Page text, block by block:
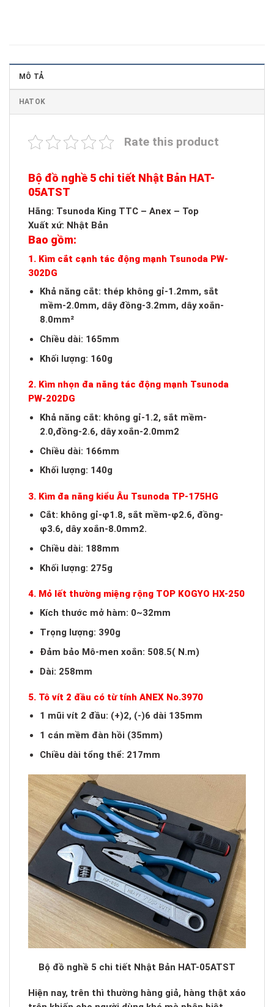
MÔ TẢ
HATOK
Rate this product
Bộ đồ nghề 5 chi tiết Nhật Bản HAT-
05ATST
Hãng: Tsunoda King TTC – Anex – Top
Xuất xứ: Nhật Bản
Bao gồm:
1. Kìm cắt cạnh tác động mạnh Tsunoda PW-
302DG
Khả năng cắt: thép không gỉ-1.2mm, sắt
mềm-2.0mm, dây đồng-3.2mm, dây xoắn-
8.0mm²
Chiều dài: 165mm
Khối lượng: 160g
2. Kìm nhọn đa năng tác động mạnh Tsunoda
PW-202DG
Khả năng cắt: không gỉ-1.2, sắt mềm-
2.0,đồng-2.6, dây xoắn-2.0mm2
Chiều dài: 166mm
Khối lượng: 140g
3. Kìm đa năng kiểu Âu Tsunoda TP-175HG
Cắt: không gỉ-φ1.8, sắt mềm-φ2.6, đồng-
φ3.6, dây xoắn-8.0mm2.
Chiều dài: 188mm
Khối lượng: 275g
4. Mỏ lết thường miệng rộng TOP KOGYO HX-250
Kích thước mở hàm: 0~32mm
Trọng lượng: 390g
Đảm bảo Mô-men xoắn: 508.5( N.m)
Dài: 258mm
5. Tô vít 2 đầu có từ tính ANEX No.3970
1 mũi vít 2 đầu: (+)2, (-)6 dài 135mm
1 cán mềm đàn hồi (35mm)
Chiều dài tổng thể: 217mm
Bộ đồ nghề 5 chi tiết Nhật Bản HAT-05ATST
Hiện nay, trên thì thường hàng giả, hàng thật xáo